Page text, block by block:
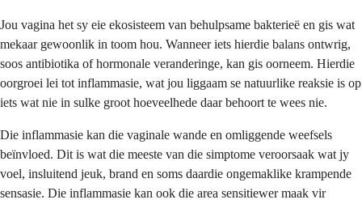
Jou vagina het sy eie ekosisteem van behulpsame bakterieë en gis wat
mekaar gewoonlik in toom hou. Wanneer iets hierdie balans ontwrig,
soos antibiotika of hormonale veranderinge, kan gis oorneem. Hierdie
oorgroei lei tot inflammasie, wat jou liggaam se natuurlike reaksie is op
iets wat nie in sulke groot hoeveelhede daar behoort te wees nie.
Die inflammasie kan die vaginale wande en omliggende weefsels
beïnvloed. Dit is wat die meeste van die simptome veroorsaak wat jy
voel, insluitend jeuk, brand en soms daardie ongemaklike krampende
sensasie. Die inflammasie kan ook die area sensitiewer maak vir